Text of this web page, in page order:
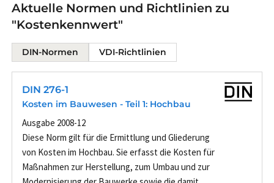
Aktuelle Normen und Richtlinien zu
"Kostenkennwert"
DIN-Normen VDI-Richtlinien
DIN 276-1
Kosten im Bauwesen - Teil 1: Hochbau
Ausgabe 2008-12
Diese Norm gilt für die Ermittlung und Gliederung
von Kosten im Hochbau. Sie erfasst die Kosten für
Maßnahmen zur Herstellung, zum Umbau und zur